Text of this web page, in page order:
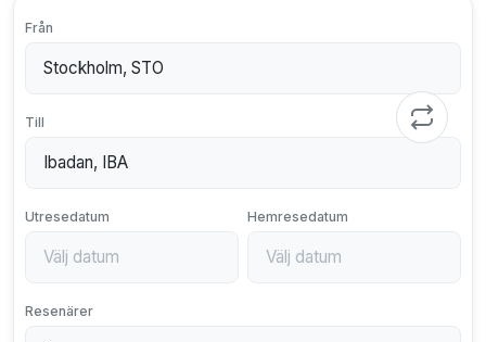
Från
Till
Utresedatum Hemresedatum
Resenärer